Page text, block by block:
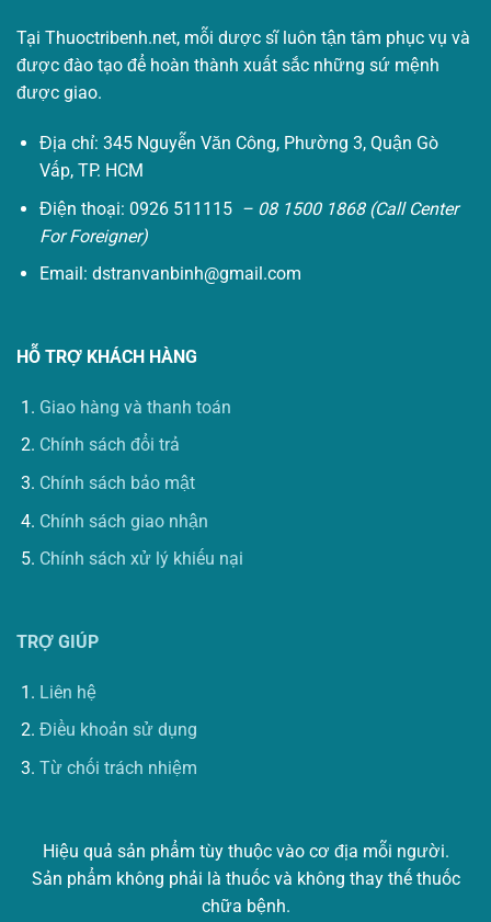
Tại Thuoctribenh.net, mỗi dược sĩ luôn tận tâm phục vụ và
được đào tạo để hoàn thành xuất sắc những sứ mệnh
được giao.
Địa chỉ: 345 Nguyễn Văn Công, Phường 3, Quận Gò
Vấp, TP. HCM
Điện thoại: 0926 511115 – 08 1500 1868 (Call Center
For Foreigner)
Email: dstranvanbinh@gmail.com
HỖ TRỢ KHÁCH HÀNG
Giao hàng và thanh toán
Chính sách đổi trả
Chính sách bảo mật
Chính sách giao nhận
Chính sách xử lý khiếu nại
TRỢ GIÚP
Liên hệ
Điều khoản sử dụng
Từ chối trách nhiệm
Hiệu quả sản phẩm tùy thuộc vào cơ địa mỗi người.
Sản phẩm không phải là thuốc và không thay thế thuốc
chữa bệnh.